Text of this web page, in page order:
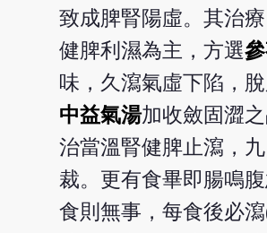
致成脾腎陽虛。其治
健脾利濕為主，方選
味，久瀉氣虛下陷，
中益氣湯加收斂固澀
治當溫腎健脾止瀉，
裁。更有食畢即腸鳴
食則無事，每食後必